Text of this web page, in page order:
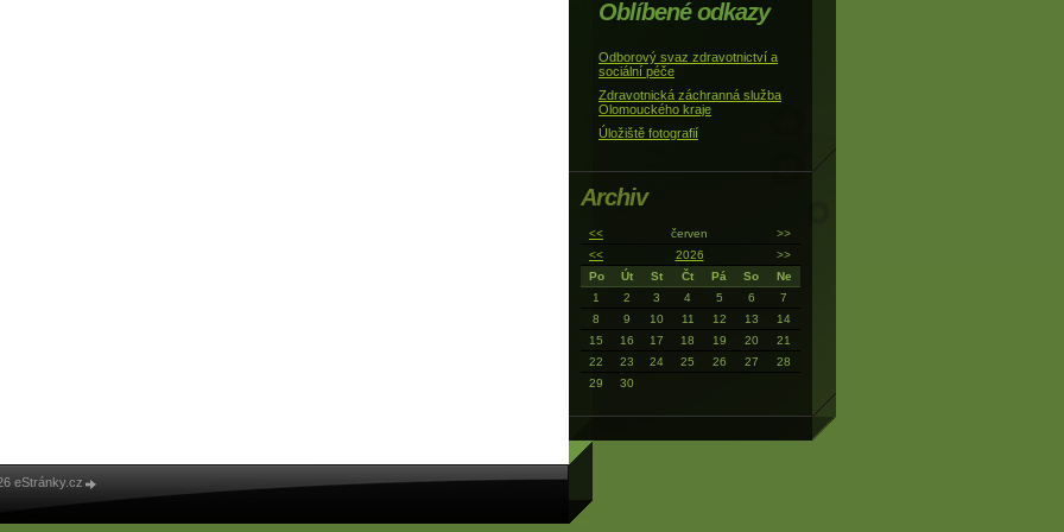
Oblíbené odkazy
Odborový svaz zdravotnictví a
sociální péče
Zdravotnická záchranná služba
Olomouckého kraje
Úložiště fotografií
Archiv
<< červen
>>
<<
2026
>>
Po
Út St Čt Pá So
Ne
1
2 3 4 5 6
7
8
9 10 11 12 13
14
15
16 17 18 19 20
21
22
23 24 25 26 27
28
29
30
eStránky.cz